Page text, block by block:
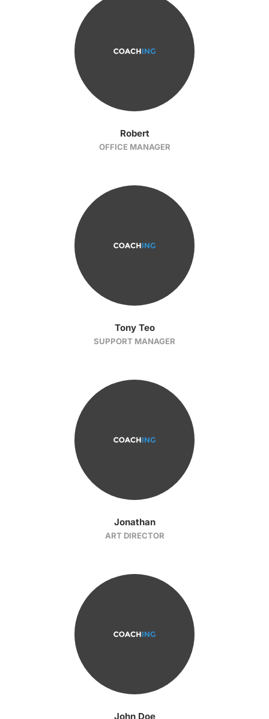
Robert
OFFICE MANAGER
Tony Teo
SUPPORT MANAGER
Jonathan
ART DIRECTOR
John Doe